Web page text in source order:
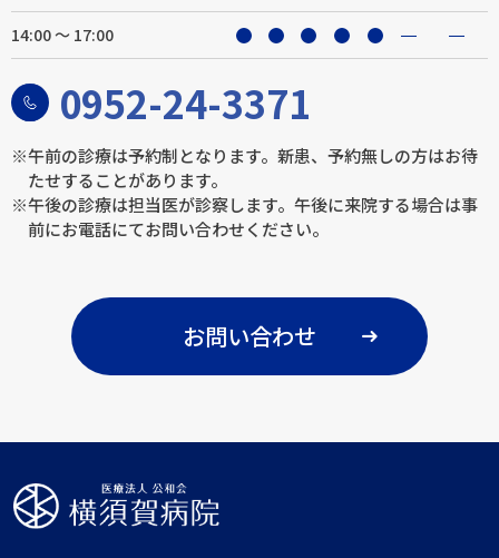
14:00 ～ 17:00
0952-24-3371
※午前の診療は予約制となります。新患、予約無しの方はお待
たせすることがあります。
※午後の診療は担当医が診察します。午後に来院する場合は事
前にお電話にてお問い合わせください。
お問い合わせ